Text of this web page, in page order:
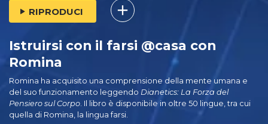
RIPRODUCI
Istruirsi con il farsi @casa con
Romina
Romina ha acquisito una comprensione della mente umana e
del suo funzionamento leggendo Dianetics: La Forza del
Pensiero sul Corpo . Il libro è disponibile in oltre 50 lingue, tra cui
quella di Romina, la lingua farsi.